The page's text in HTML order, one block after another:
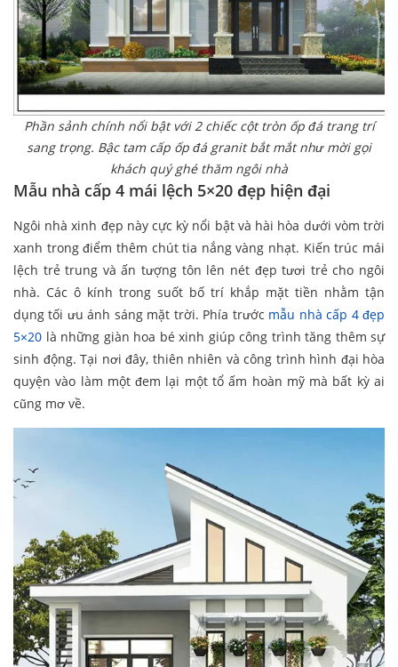
Phần sảnh chính nổi bật với 2 chiếc cột tròn ốp đá trang trí
sang trọng. Bậc tam cấp ốp đá granit bắt mắt như mời gọi
khách quý ghé thăm ngôi nhà
Mẫu nhà cấp 4 mái lệch 5×20 đẹp hiện đại
Ngôi nhà xinh đẹp này cực kỳ nổi bật và hài hòa dưới vòm trời
xanh trong điểm thêm chút tia nắng vàng nhạt. Kiến trúc mái
lệch trẻ trung và ấn tượng tôn lên nét đẹp tươi trẻ cho ngôi
nhà. Các ô kính trong suốt bố trí khắp mặt tiền nhằm tận
dụng tối ưu ánh sáng mặt trời. Phía trước mẫu nhà cấp 4 đẹp
5×20 là những giàn hoa bé xinh giúp công trình tăng thêm sự
sinh động. Tại nơi đây, thiên nhiên và công trình hình đại hòa
quyện vào làm một đem lại một tổ ấm hoàn mỹ mà bất kỳ ai
cũng mơ về.